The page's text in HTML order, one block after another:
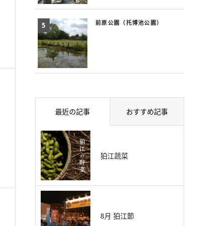
前原公園（托博池公園）
最近の記事 おすすめ記事
狛江蔬菜
8月 狛江節